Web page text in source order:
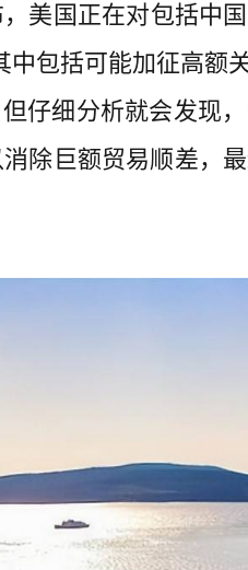
美国正在对包括中
包括可能加征高
仔细分析就会发现
除巨额贸易顺差，